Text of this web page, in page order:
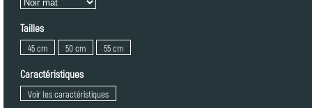
Tailles
45 cm 50 cm 55 cm
Caractéristiques
Voir les caractéristiques